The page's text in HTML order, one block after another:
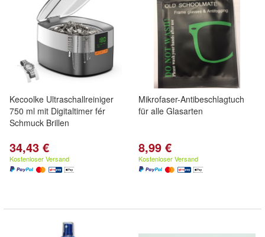
Kecoolke Ultraschallreiniger
750 ml mit Digitaltimer fér
Schmuck Brillen
34,43 €
Kostenloser Versand
Mikrofaser-Antibeschlagtuch
für alle Glasarten
8,99 €
Kostenloser Versand